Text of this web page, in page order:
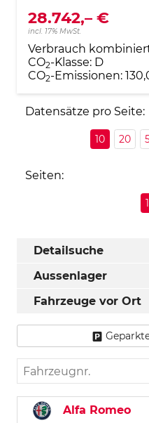
28.742,– €
incl. 17% MwSt.
Verbrauch
CO2-Klasse: D
CO2-Emissionen:
Datensätze pro Seite:
10 20
Seiten:
1
Detailsuche
Aussenlager
Fahrzeuge vor Ort
Fahrzeugnr.
Alfa Romeo